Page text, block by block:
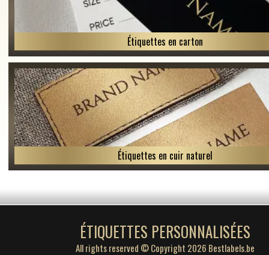
Étiquettes en carton
Étiquettes en cuir naturel
ÉTIQUETTES PERSONNALISÉES
All rights reserved © Copyright 2026 Bestlabels.be